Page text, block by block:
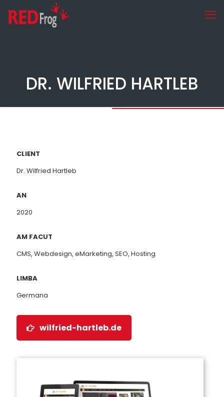
DR. WILFRIED HARTLEB
CLIENT
Dr. Wilfried Hartleb
AN
2020
AM FACUT
CMS, Webdesign, eMarketing, SEO, Hosting
LIMBA
Germana
wilfried-hartleb.de